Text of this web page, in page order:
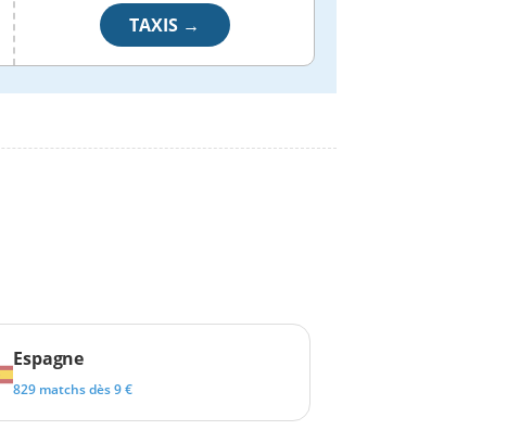
TAXIS →
Espagne
829 matchs dès 9 €